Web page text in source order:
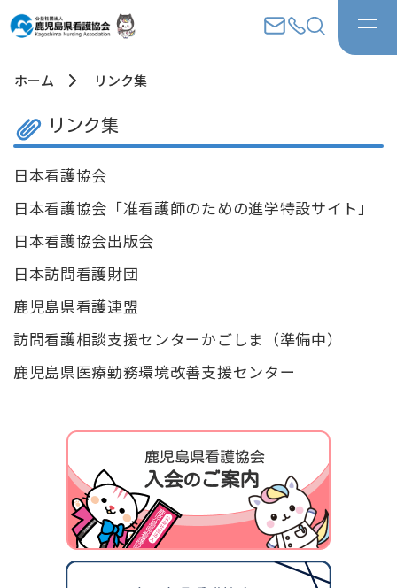
ホーム リンク集
リンク集
日本看護協会
日本看護協会「准看護師のための進学特設サイト」
日本看護協会出版会
日本訪問看護財団
鹿児島県看護連盟
訪問看護相談支援センターかごしま（準備中）
鹿児島県医療勤務環境改善支援センター